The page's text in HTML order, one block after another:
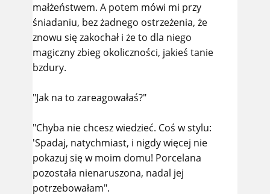
małżeństwem. A potem mówi mi przy
śniadaniu, bez żadnego ostrzeżenia, że
znowu się zakochał i że to dla niego
magiczny zbieg okoliczności, jakieś tanie
bzdury.
"Jak na to zareagowałaś?"
"Chyba nie chcesz wiedzieć. Coś w stylu:
'Spadaj, natychmiast, i nigdy więcej nie
pokazuj się w moim domu! Porcelana
pozostała nienaruszona, nadal jej
potrzebowałam".